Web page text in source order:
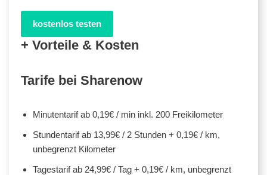
kostenlos testen
+ Vorteile & Kosten
Tarife bei Sharenow
Minutentarif ab 0,19€ / min inkl. 200 Freikilometer
Stundentarif ab 13,99€ / 2 Stunden + 0,19€ / km,
unbegrenzt Kilometer
Tagestarif ab 24,99€ / Tag + 0,19€ / km, unbegrenzt